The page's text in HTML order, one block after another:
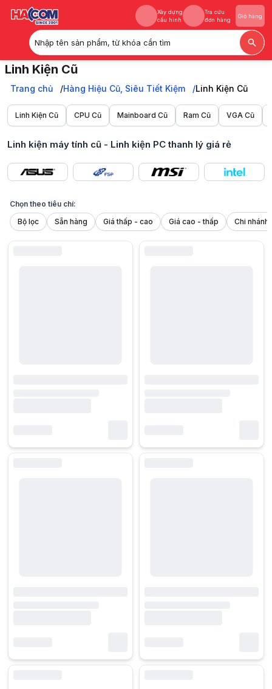
Xây dựng
cấu hình
Tra cứu
đơn hàng
Giỏ hàng
Nhập tên sản phẩm, từ khóa cần tìm
Xây dựng
Tra cứu
Linh Kiện Cũ
Linh kiện máy tính, PC cũ thanh lý: CPU, RAM, VGA, Mainboard...
Trang chủ
Linh Kiện Cũ
Trang chủ Hàng Hiệu Cũ, Siêu Tiết Kiệm Linh Kiện Cũ
Linh Kiện Cũ CPU Cũ Mainboard Cũ Ram Cũ VGA Cũ
Linh kiện máy tính cũ - Linh kiện PC thanh lý giá rẻ
Chọn theo tiêu chí:
Bộ lọc
Sẵn hàng Giá thấp - cao Giá cao - thấp